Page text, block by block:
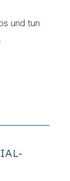
und tun